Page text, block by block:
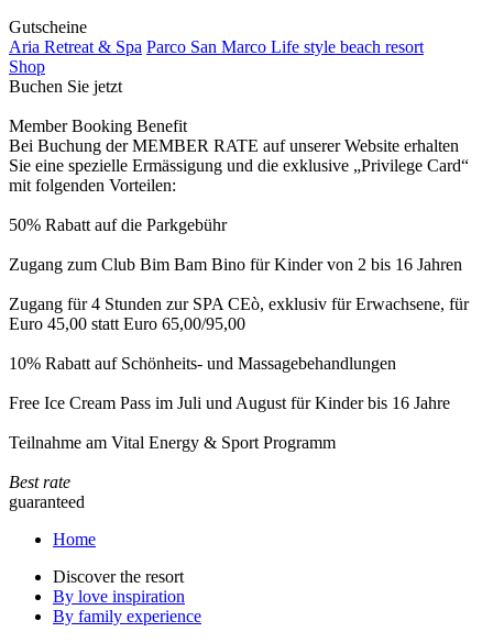
Gutscheine
Aria Retreat & Spa Parco San Marco Life style beach resort
Shop
Buchen Sie jetzt
Member Booking Benefit
Bei Buchung der MEMBER RATE auf unserer Website erhalten
Sie eine spezielle Ermässigung und die exklusive „Privilege Card“
mit folgenden Vorteilen:
50% Rabatt auf die Parkgebühr
Zugang zum Club Bim Bam Bino für Kinder von 2 bis 16 Jahren
Zugang für 4 Stunden zur SPA CEò, exklusiv für Erwachsene, für
Euro 45,00 statt Euro 65,00/95,00
10% Rabatt auf Schönheits- und Massagebehandlungen
Free Ice Cream Pass im Juli und August für Kinder bis 16 Jahre
Teilnahme am Vital Energy & Sport Programm
Best rate
guaranteed
Home
Discover the resort
By love inspiration
By family experience